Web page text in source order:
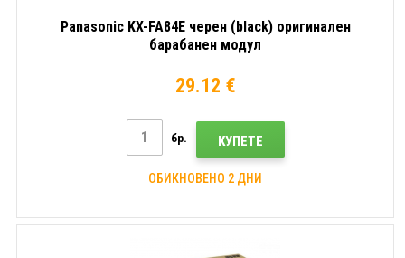
Panasonic KX-FA84E черен (black) оригинален
барабанен модул
29.12 €
бр. КУПЕТЕ
ОБИКНОВЕНО 2 ДНИ